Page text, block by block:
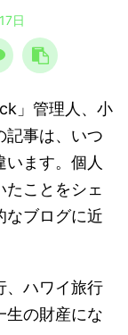
日
」管理人、小
記事は、いつ
います。個人
たことをシェ
なブログに近
ハワイ旅行
生の財産にな